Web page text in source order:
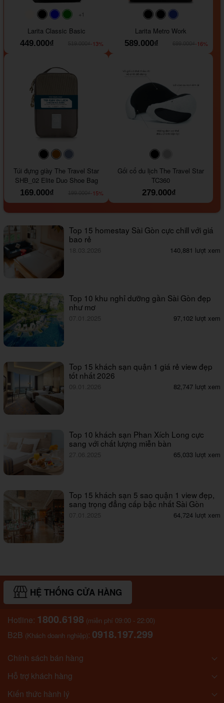
#faf0e6
#000000#0000FF#008000
+1
Larita Classic Basic
449.000₫
-13%
#000000#000000
Larita Metro Work
589.000₫
-16%
#000000#964B00
Túi đựng giày The Travel Star
SHB_02 Elite Duo Shoe Bag
169.000₫
-15%
#000000
Gối cổ du lịch The Travel Star
TC360
279.000₫
Top 15 homestay Sài Gòn cực chill với giá
bao rẻ
18.03.2026 140,881 lượt xem
Top 10 khu nghỉ dưỡng gần Sài Gòn đẹp
như mơ
07.01.2025 97,102 lượt xem
Top 15 khách sạn quận 1 giá rẻ view đẹp
tốt nhất 2026
09.01.2026 82,747 lượt xem
Top 10 khách sạn Phan Xích Long cực
sang với chất lượng miễn bàn
27.06.2025 65,033 lượt xem
Top 15 khách sạn 5 sao quận 1 view đẹp,
sang trọng đẳng cấp bậc nhất Sài Gòn
07.01.2025 64,724 lượt xem
HỆ THỐNG CỬA HÀNG
Hotline: 1800.6198 (miễn phí 09:00 - 22:00)
B2B (Khách doanh nghiệp): 0918.197.299
Chính sách bán hàng
Hỗ trợ khách hàng
Kiến thức hành lý